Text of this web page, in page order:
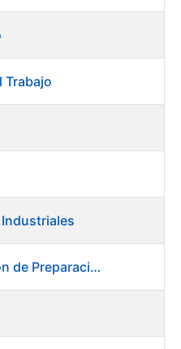
Trabajo
Ayudante de la Instalación de Preparación de Pastas. Fábrica de Papel